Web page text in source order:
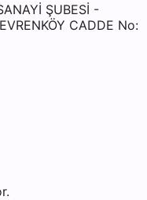
ŞUBESİ -
CADDE No: